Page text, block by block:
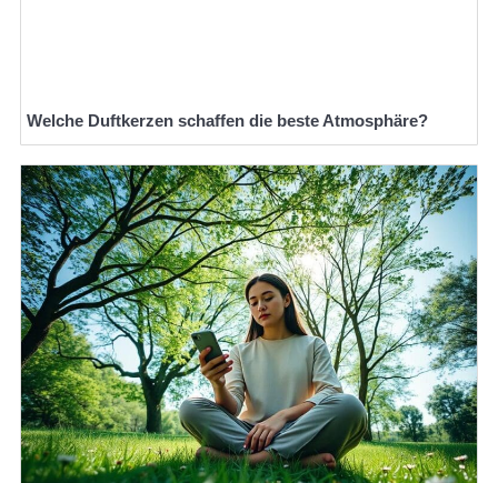
Welche Duftkerzen schaffen die beste Atmosphäre?